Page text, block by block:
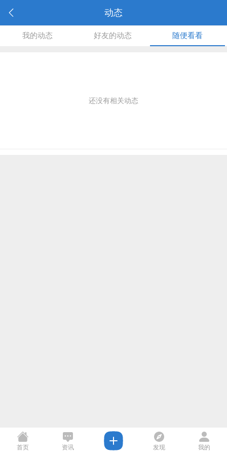
动态
我的动态 好友的动态 随便看看
还没有相关动态
首页 资讯 发现 我的